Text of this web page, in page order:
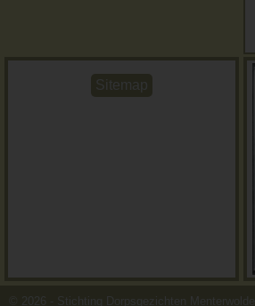
Sitemap
© 2026 - Stichting Dorpsgezichten Menterwolde